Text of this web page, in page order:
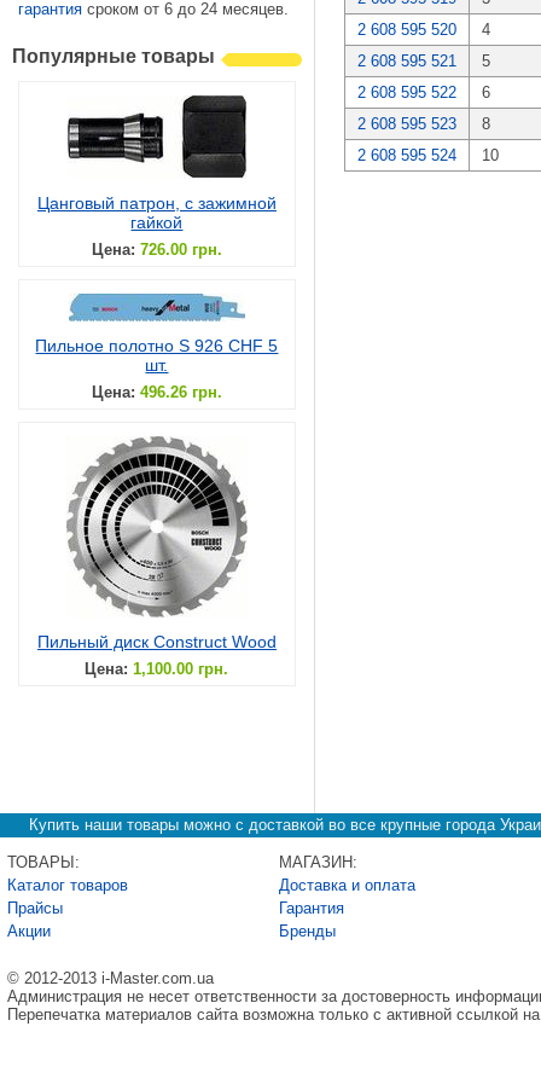
гарантия сроком от 6 до 24 месяцев.
Популярные товары
Цанговый патрон, с зажимной
гайкой
Цена: 726.00 грн.
Пильное полотно S 926 CHF 5
шт.
Цена: 496.26 грн.
Пильный диск Construct Wood
Цена: 1,100.00 грн.
2 608 595 520
4
2 608 595 521
5
2 608 595 522
6
2 608 595 523
8
2 608 595 524
10
Купить наши товары можно с доставкой во все крупные города
ТОВАРЫ:
Каталог товаров
Прайсы
Акции
МАГАЗИН:
Доставка и оплата
Гарантия
Бренды
© 2012-2013 i-Master.com.ua
Администрация не несет ответственности за достоверность
Перепечатка материалов сайта возможна только с активной ссылкой